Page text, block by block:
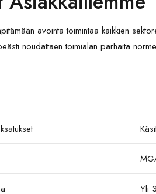
avointa toimintaa kaikkien
noudattaen toimialan parhaita
Yli